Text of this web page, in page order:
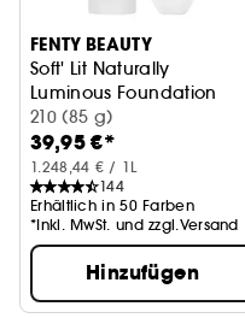
FENTY BEAUTY
Soft' Lit Naturally
Luminous Foundation
Strahlende Foundation
210 (85 g)
39,95 €*
1.248,44 € / 1L
144
Erhältlich in 50 Farben
*Inkl. MwSt. und zzgl.Versand
Hinzufügen